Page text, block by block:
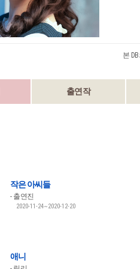
본
출연작
작은 아씨들
출연진
2020-11-24~2020-12-20
애니